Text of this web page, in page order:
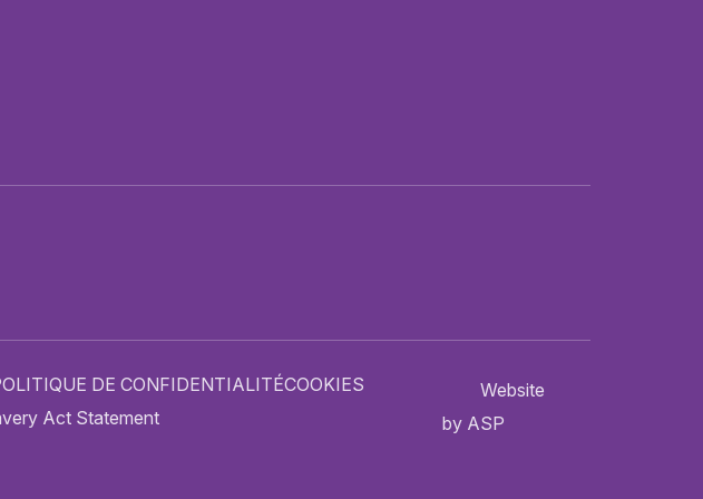
DE CONFIDENTIALITÉCOOKIES
Act Statement
Website
by ASP